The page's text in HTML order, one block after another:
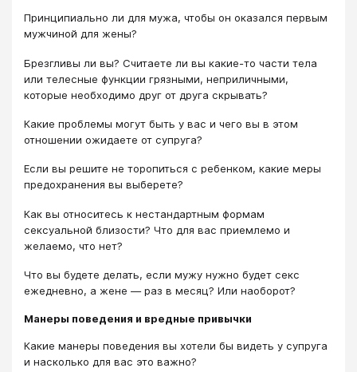
Принципиально ли для мужа, чтобы он оказался первым
мужчиной для жены?
Брезгливы ли вы? Считаете ли вы какие-то части тела
или телесные функции грязными, неприличными,
которые необходимо друг от друга скрывать?
Какие проблемы могут быть у вас и чего вы в этом
отношении ожидаете от супруга?
Если вы решите не торопиться с ребенком, какие меры
предохранения вы выберете?
Как вы относитесь к нестандартным формам
сексуальной близости? Что для вас приемлемо и
желаемо, что нет?
Что вы будете делать, если мужу нужно будет секс
ежедневно, а жене — раз в месяц? Или наоборот?
Манеры поведения и вредные привычки
Какие манеры поведения вы хотели бы видеть у супруга
и насколько для вас это важно?